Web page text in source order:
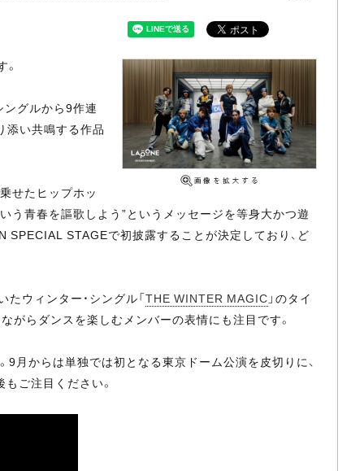
ングルから9作連
添い共鳴する作品
せたヒップホッ
う青春を謳歌しよう”というメッセージを等身大かつ遊
SPECIAL STAGEで初披露することが決定しており、ど
ウィンター・シングル「THE WINTER MAGIC 」のタイ
がらダンスを楽しむメンバーの表情にも注目です。
。9月からは単独では初となる東京ドーム公演を皮切りに、
ご注目ください。